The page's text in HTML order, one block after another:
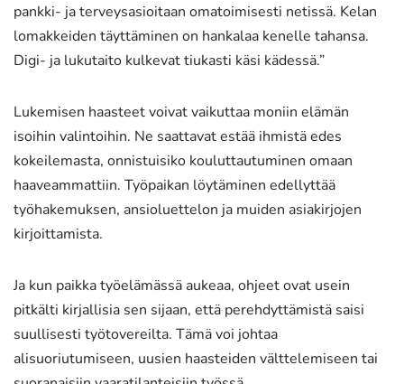
pankki- ja terveysasioitaan omatoimisesti netissä. Kelan
lomakkeiden täyttäminen on hankalaa kenelle tahansa.
Digi- ja lukutaito kulkevat tiukasti käsi kädessä.”
Lukemisen haasteet voivat vaikuttaa moniin elämän
isoihin valintoihin. Ne saattavat estää ihmistä edes
kokeilemasta, onnistuisiko kouluttautuminen omaan
haaveammattiin. Työpaikan löytäminen edellyttää
työhakemuksen, ansioluettelon ja muiden asiakirjojen
kirjoittamista.
Ja kun paikka työelämässä aukeaa, ohjeet ovat usein
pitkälti kirjallisia sen sijaan, että perehdyttämistä saisi
suullisesti työtovereilta. Tämä voi johtaa
alisuoriutumiseen, uusien haasteiden välttelemiseen tai